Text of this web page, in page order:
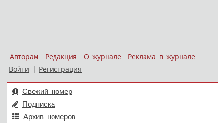
Авторам Редакция О журнале
Реклама в журнале
Войти | Регистрация
Свежий номер
Подписка
Архив номеров